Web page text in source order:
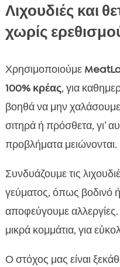
Λιχουδιές και
χωρίς
Χρησιμοποιούμε
100% κρέας, για
βοηθά να μην χαλάσουμε
σιτηρά ή πρόσθετα, γι’
προβλήματα μειώνονται.
Συνδυάζουμε τις
γεύματος, όπως βοδινό ή
αποφεύγουμε αλλεργίες.
μικρά κομμάτια, για
Ο στόχος μας είναι